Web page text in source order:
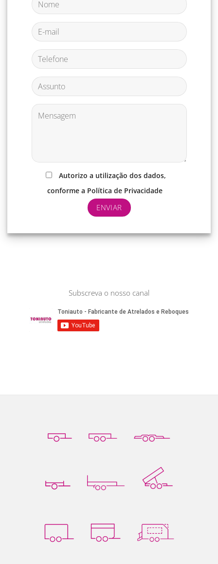
Autorizo a utilização dos dados,
conforme a Política de Privacidade
Subscreva o nosso canal